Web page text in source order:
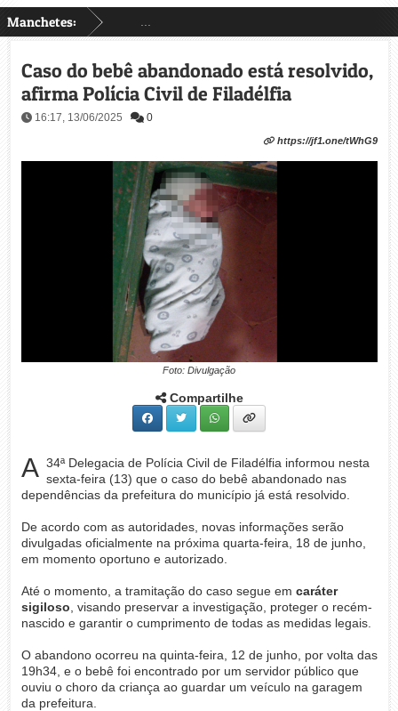
Manchetes:
Caso do bebê abandonado está resolvido,
afirma Polícia Civil de Filadélfia
16:17, 13/06/2025 0
https://jf1.one/tWhG9
Foto: Divulgação
Compartilhe
A 34ª Delegacia de Polícia Civil de Filadélfia informou nesta
sexta-feira (13) que o caso do bebê abandonado nas
dependências da prefeitura do município já está resolvido.
De acordo com as autoridades, novas informações serão
divulgadas oficialmente na próxima quarta-feira, 18 de junho,
em momento oportuno e autorizado.
Até o momento, a tramitação do caso segue em caráter
sigiloso , visando preservar a investigação, proteger o recém-
nascido e garantir o cumprimento de todas as medidas legais.
O abandono ocorreu na quinta-feira, 12 de junho, por volta das
19h34, e o bebê foi encontrado por um servidor público que
ouviu o choro da criança ao guardar um veículo na garagem
da prefeitura.